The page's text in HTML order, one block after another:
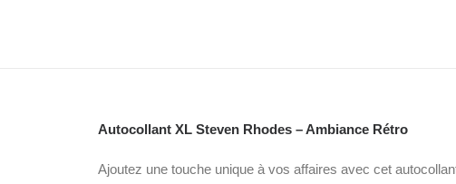
Autocollant XL Steven Rhodes – Ambiance Rétro
Ajoutez une touche unique à vos affaires avec cet